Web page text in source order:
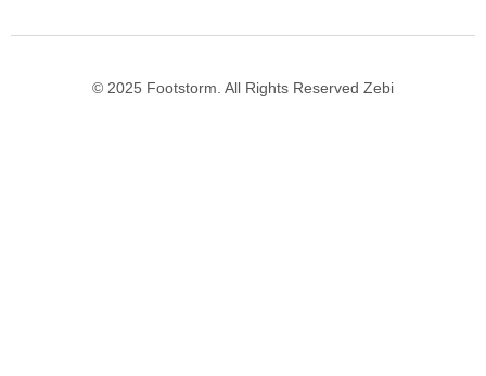
© 2025 Footstorm. All Rights Reserved Zebi